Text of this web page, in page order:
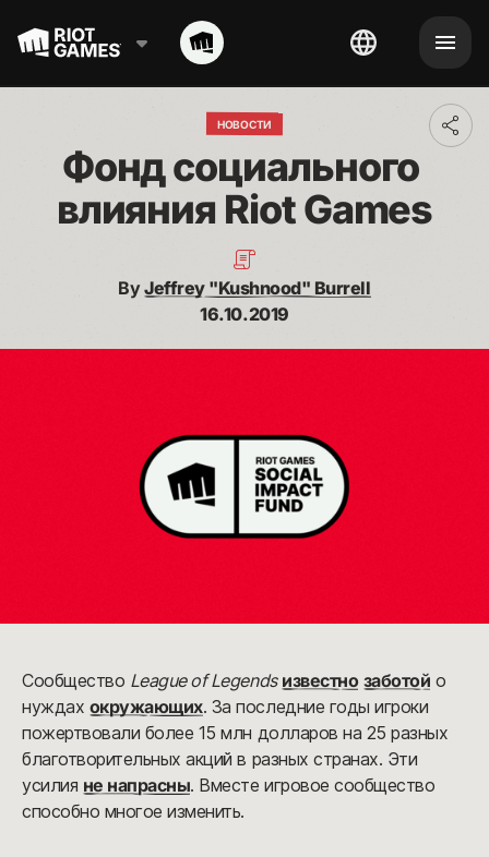
НОВОСТИ
Фонд социального
влияния Riot Games
ByJeffrey "Kushnood" Burrell
16.10.2019
Сообщество League of Legends известно заботой о
нуждах окружающих. За последние годы игроки
пожертвовали более 15 млн долларов на 25 разных
благотворительных акций в разных странах. Эти
усилия не напрасны. Вместе игровое сообщество
способно многое изменить.